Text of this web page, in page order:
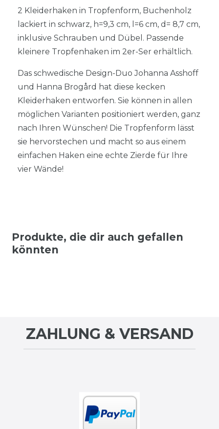
2 Kleiderhaken in Tropfenform, Buchenholz
lackiert in schwarz, h=9,3 cm, l=6 cm, d= 8,7 cm,
inklusive Schrauben und Dübel. Passende
kleinere Tropfenhaken im 2er-Ser erhältlich.
Das schwedische Design-Duo Johanna Asshoff
und Hanna Brogård hat diese kecken
Kleiderhaken entworfen. Sie können in allen
möglichen Varianten positioniert werden, ganz
nach Ihren Wünschen! Die Tropfenform lässt
sie hervorstechen und macht so aus einem
einfachen Haken eine echte Zierde für Ihre
vier Wände!
Produkte, die dir auch gefallen
könnten
ZAHLUNG & VERSAND